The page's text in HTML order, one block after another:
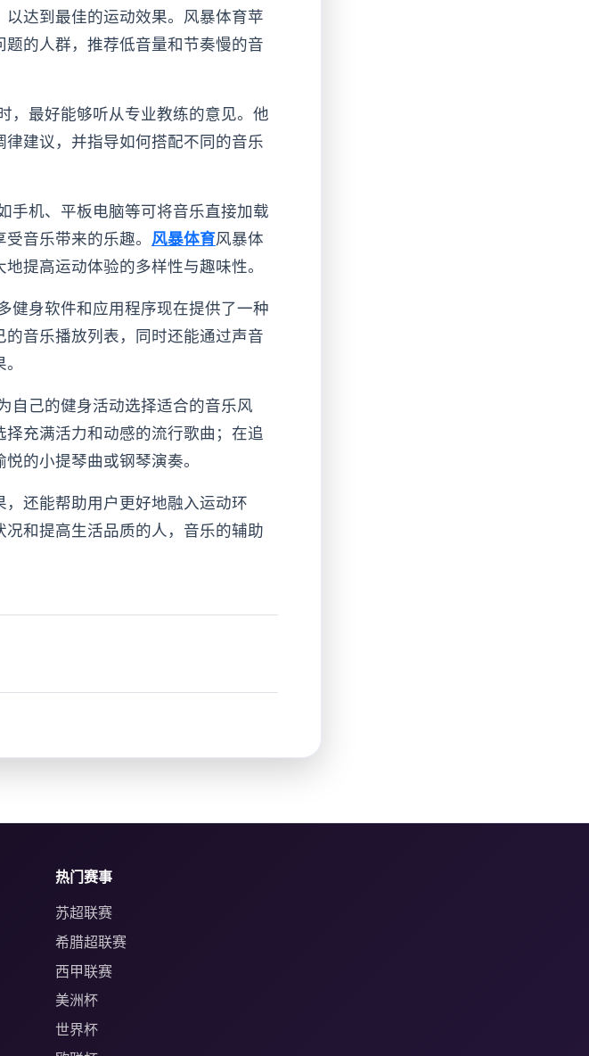
达到最佳的运动效果。风暴体育苹
的人群，推荐低音量和节奏慢的音
最好能够听从专业教练的意见。他
建议，并指导如何搭配不同的音乐
机、平板电脑等可将音乐直接加载
音乐带来的乐趣。 风暴体育风暴体
提高运动体验的多样性与趣味性。
身软件和应用程序现在提供了一种
音乐播放列表，同时还能通过声音
己的健身活动选择适合的音乐风
充满活力和动感的流行歌曲；在追
的小提琴曲或钢琴演奏。
还能帮助用户更好地融入运动环
和提高生活品质的人，音乐的辅助
热门赛事
苏超联赛
希腊超联赛
西甲联赛
美洲杯
世界杯